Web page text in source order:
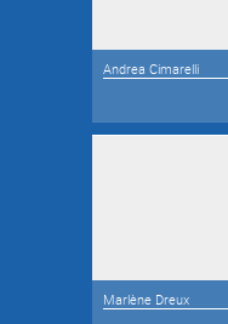
Andrea Cimarelli
Marlène Dreux